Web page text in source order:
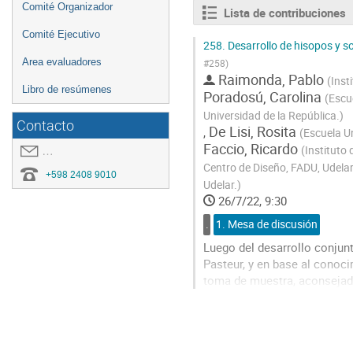
Comité Organizador
Comité Ejecutivo
Area evaluadores
Libro de resúmenes
Contacto
covid19.congresoei@gmail.com
+598 2408 9010
Lista de contribuciones
258. Desarrollo de hisopos y
#258)
Raimonda, Pablo (
Poradosú, Carolina (
Universidad de la República.)
, De Lisi, Rosita (Escuela
Faccio, Ricardo (Instituto
Centro de Diseño, FADU,
Udelar.)
26/7/22, 9:30
. 1. Mesa de discusión
Luego del desarrollo
Pasteur, y en base al
toma de muestra,